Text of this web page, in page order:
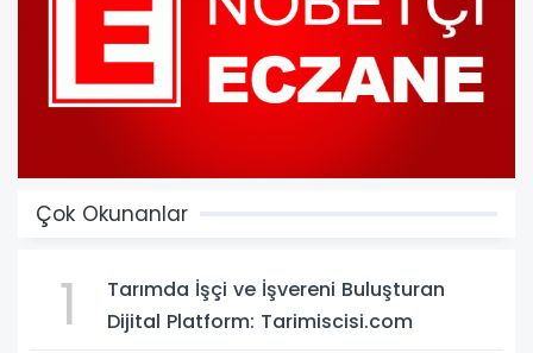
Çok Okunanlar
1
Tarımda İşçi ve İşvereni Buluşturan
Dijital Platform: Tarimiscisi.com